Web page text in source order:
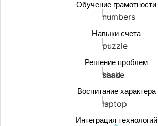
Обучение грамотности
Навыки счета
Решение проблем
Воспитание характера
Интеграция технологий